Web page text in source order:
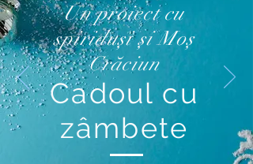
Un proiect cu
spiriduși și Moș
Crăciun
Cadoul cu
zâmbete